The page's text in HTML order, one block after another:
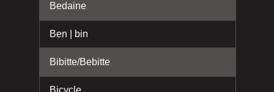
Bedaine
Ben | bin
Bibitte/Bebitte
Bicycle